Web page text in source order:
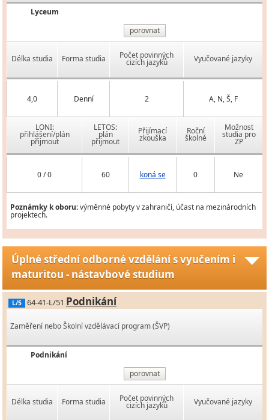
Lyceum
porovnat
Délka studia Forma studia Počet povinných
cizích jazyků Vyučované jazyky
4,0 Denní 2 A, N, Š, F
LONI:
přihlášení/plán
přijmout
LETOS:
plán
přijmout
Přijímací
zkouška
Roční
školné
Možnost
studia pro
ZP
0 / 0 60 koná se 0 Ne
Poznámky k oboru:výměnné pobyty v zahraničí, účast na mezinárodních
projektech.
Úplné střední odborné vzdělání s vyučením i
maturitou - nástavbové studium
L/5 64-41-L/51 Podnikání
Zaměření nebo Školní vzdělávací program (ŠVP)
Podnikání
porovnat
Délka studia Forma studia Počet povinných
cizích jazyků Vyučované jazyky